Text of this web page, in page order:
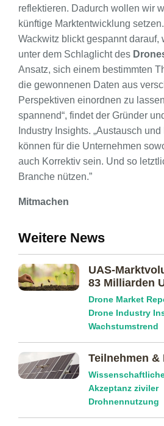
reflektieren. Dadurch wollen wir
künftige Marktentwicklung
Wackwitz blickt gespannt darauf,
unter dem Schlaglicht des
Ansatz, sich einem bestimmten
die gewonnenen Daten aus
Perspektiven einordnen zu
spannend“, findet der Gründer
Industry Insights. „Austausch
können für die Unternehmen
auch Korrektiv sein. Und so
Branche nützen.”
Mitmachen
Weitere News
UAS-
83 Milliarden
Drone Market
Drone Industry
Wachstumstrend
Teilnehmen &
Akzeptanz ziviler
Drohnennutzung